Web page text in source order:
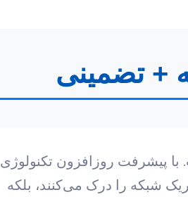
+ تضمینی
با پیشرفت روزافزون تکنولوژی
شبکه را درک می‌کنند، بلکه